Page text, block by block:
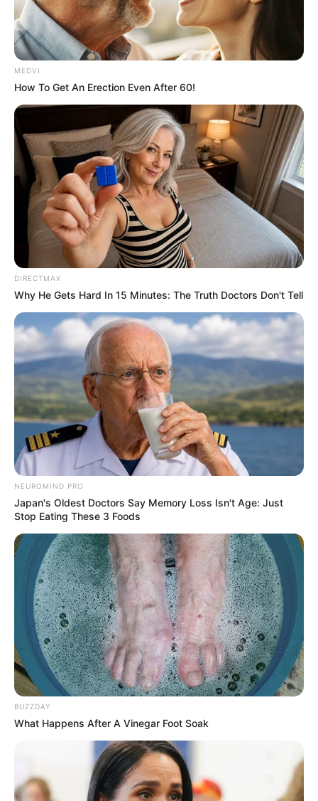
MEDVI
How To Get An Erection Even After 60!
DIRECTMAX
Why He Gets Hard In 15 Minutes: The Truth Doctors Don't Tell
NEUROMIND PRO
Japan's Oldest Doctors Say Memory Loss Isn't Age: Just
Stop Eating These 3 Foods
BUZZDAY
What Happens After A Vinegar Foot Soak